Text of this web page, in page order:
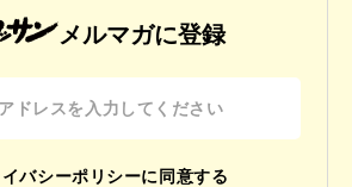
メルマガに登録
バシーポリシーに同意する